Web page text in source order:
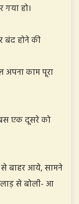
हो।
बंद होने की
काम पूरा
बस एक दूसरे को
बाहर आये, सामने
लाड़ से बोली- आ